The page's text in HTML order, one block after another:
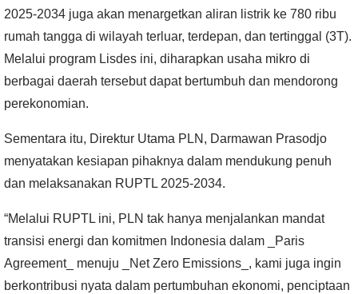
2025-2034 juga akan menargetkan aliran listrik ke 780 ribu
rumah tangga di wilayah terluar, terdepan, dan tertinggal (3T).
Melalui program Lisdes ini, diharapkan usaha mikro di
berbagai daerah tersebut dapat bertumbuh dan mendorong
perekonomian.
Sementara itu, Direktur Utama PLN, Darmawan Prasodjo
menyatakan kesiapan pihaknya dalam mendukung penuh
dan melaksanakan RUPTL 2025-2034.
“Melalui RUPTL ini, PLN tak hanya menjalankan mandat
transisi energi dan komitmen Indonesia dalam _Paris
Agreement_ menuju _Net Zero Emissions_, kami juga ingin
berkontribusi nyata dalam pertumbuhan ekonomi, penciptaan